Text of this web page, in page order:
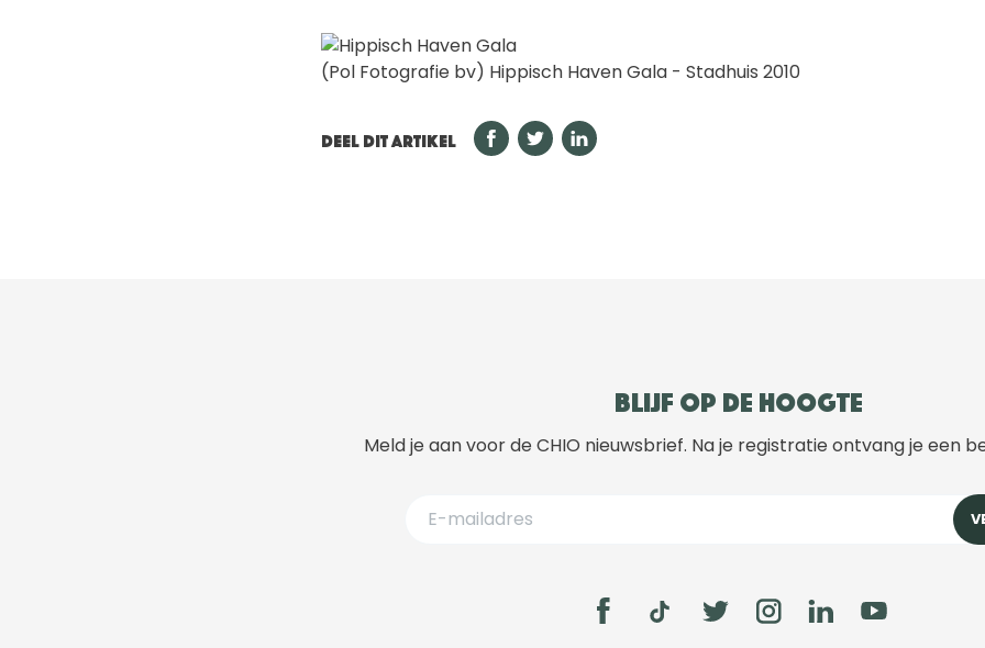
(Pol Fotografie bv) Hippisch Haven Gala - Stadhuis 2010
DEEL DIT ARTIKEL
Blijf op de hoogte
Meld je aan voor de CHIO nieuwsbrief. Na je registratie ontvang je een